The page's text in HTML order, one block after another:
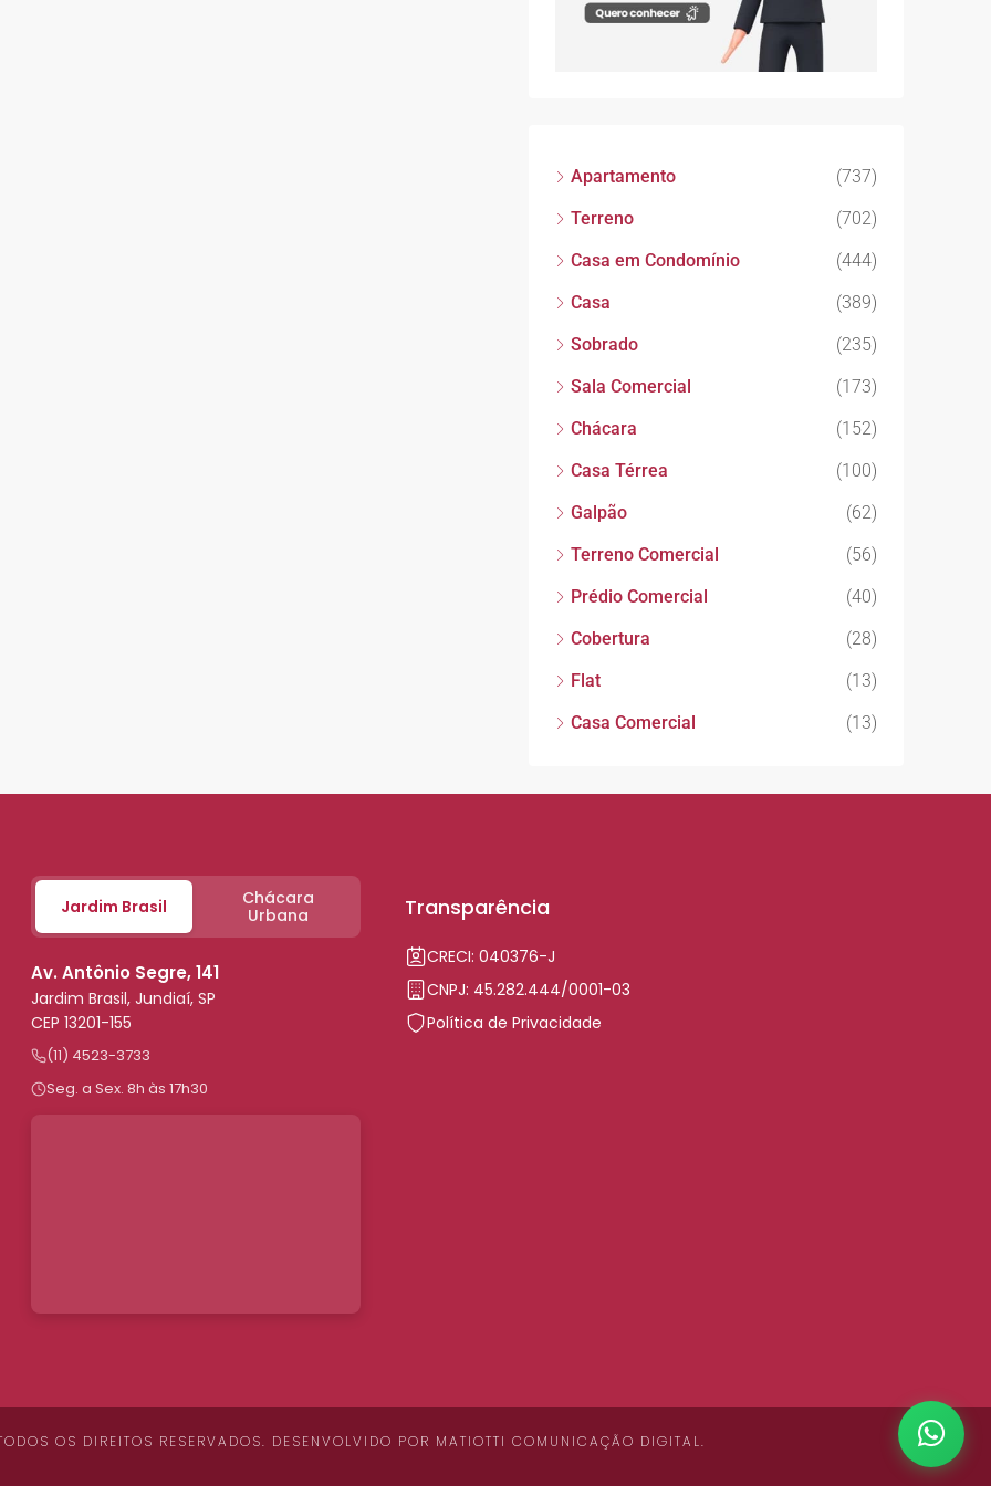
Apartamento
(737)
Terreno
(702)
Casa em Condomínio
(444)
Casa
(389)
Sobrado
(235)
Sala Comercial
(173)
Chácara
(152)
Casa Térrea
(100)
Galpão
(62)
Terreno Comercial
(56)
Prédio Comercial
(40)
Cobertura
(28)
Flat
(13)
Casa Comercial
(13)
Jardim Brasil
Chácara
Urbana
Av. Antônio Segre, 141
Jardim Brasil, Jundiaí, SP
CEP 13201-155
(11) 4523-3733
Seg. a Sex. 8h às 17h30
Transparência
CRECI: 040376-J
CNPJ: 45.282.444/0001-03
Política de Privacidade
OS DIREITOS RESERVADOS. DESENVOLVIDO POR MATIOTTI COMUNICAÇÃO DIGITAL.